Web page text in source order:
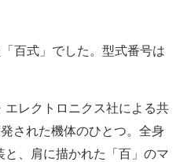
百式」でした。型式番号は
レクトロニクス社による共
された機体のひとつ。全身
、肩に描かれた「百」のマ